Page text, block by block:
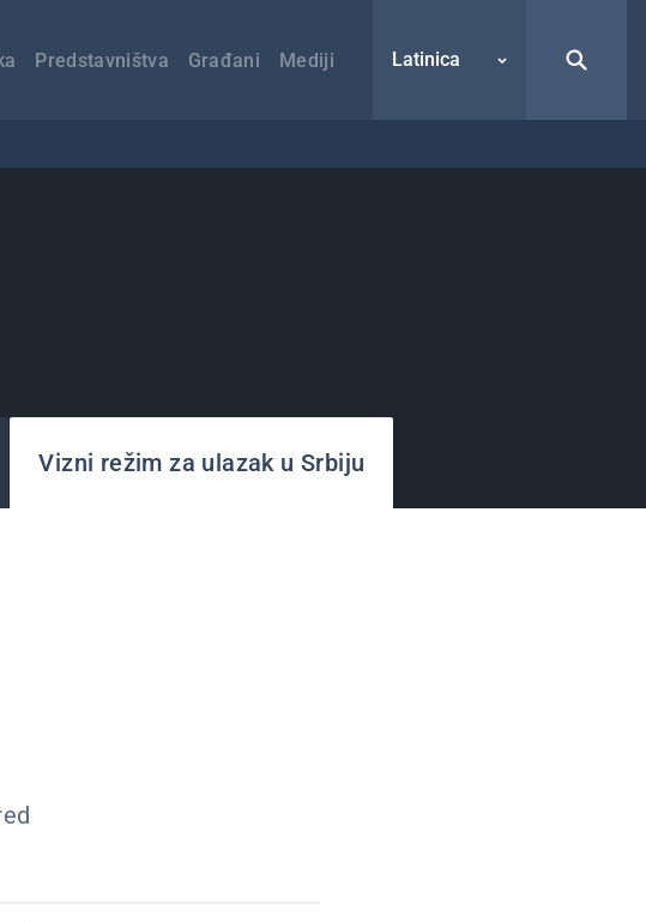
Predstavništva Građani Mediji Latinica
Vizni režim za ulazak u Srbiju